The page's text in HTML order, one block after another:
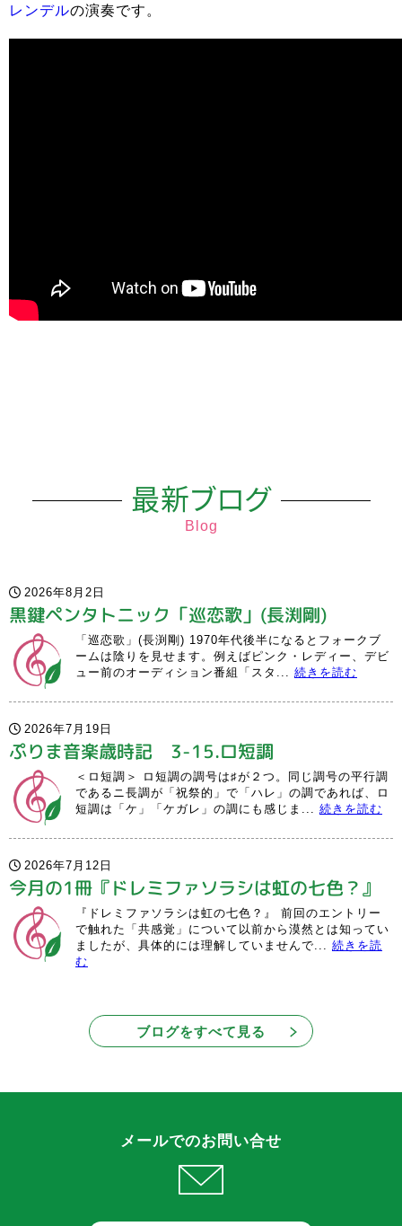
レンデルの演奏です。
最新ブログ
Blog
2026年8月2日
黒鍵ペンタトニック「巡恋歌」(長渕剛)
「巡恋歌」(長渕剛) 1970年代後半になるとフォークブ
ームは陰りを見せます。例えばピンク・レディー、デビ
ュー前のオーディション番組「スタ... 続きを読む
2026年7月19日
ぷりま音楽歳時記 3-15.ロ短調
＜ロ短調＞ ロ短調の調号は♯が２つ。同じ調号の平行調
であるニ長調が「祝祭的」で「ハレ」の調であれば、ロ
短調は「ケ」「ケガレ」の調にも感じま... 続きを読む
2026年7月12日
今月の1冊『ドレミファソラシは虹の七色？』
『ドレミファソラシは虹の七色？』 前回のエントリー
で触れた「共感覚」について以前から漠然とは知ってい
ましたが、具体的には理解していませんで... 続きを読
む
ブログをすべて見る
メールでのお問い合せ